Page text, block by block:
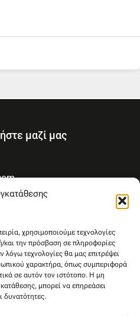
χρησιμοποιούμε τεχνολογίες
την πρόσβαση σε πληροφορίες
λόγω τεχνολογίες θα μας επιτρέψει
χαρακτήρα, όπως συμπεριφορά
σε αυτόν τον ιστότοπο. Η μη
μπορεί να επηρεάσει
δυνατότητες.
μαζί μας